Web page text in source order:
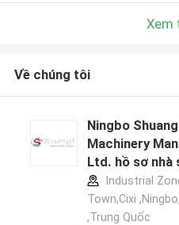
Xem
Về chúng tôi
Ningbo
Machinery
Ltd. hồ sơ nhà
Industrial
Town,Cixi
,Trung Quốc